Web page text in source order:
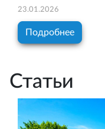
23.01.2026
Подробнее
Статьи